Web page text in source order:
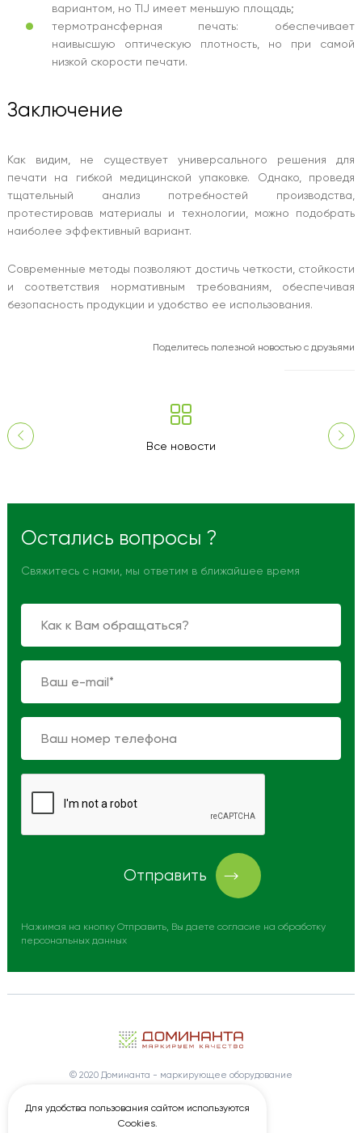
вариантом, но TIJ имеет меньшую площадь;
термотрансферная печать: обеспечивает
наивысшую оптическую плотность, но при самой
низкой скорости печати.
Заключение
Как видим, не существует универсального решения для
печати на гибкой медицинской упаковке. Однако, проведя
тщательный анализ потребностей производства,
протестировав материалы и технологии, можно подобрать
наиболее эффективный вариант.
Современные методы позволяют достичь четкости, стойкости
и соответствия нормативным требованиям, обеспечивая
безопасность продукции и удобство ее использования.
Поделитесь полезной новостью с друзьями
Все новости
Остались вопросы ?
Свяжитесь с нами, мы ответим в ближайшее время
Отправить
Нажимая на кнопку Отправить, Вы даете согласие на обработку
персональных данных
© 2020 Доминанта - маркирующее оборудование
Продвижение сайтаElit-Web
Для удобства пользования сайтом используются
Cookies.